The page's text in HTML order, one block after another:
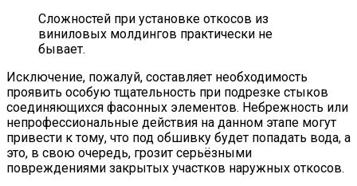
Сложностей при установке откосов из
виниловых молдингов практически не
бывает.
Исключение, пожалуй, составляет необходимость
проявить особую тщательность при подрезке стыков
соединяющихся фасонных элементов. Небрежность или
непрофессиональные действия на данном этапе могут
привести к тому, что под обшивку будет попадать вода, а
это, в свою очередь, грозит серьёзными
повреждениями закрытых участков наружных откосов.